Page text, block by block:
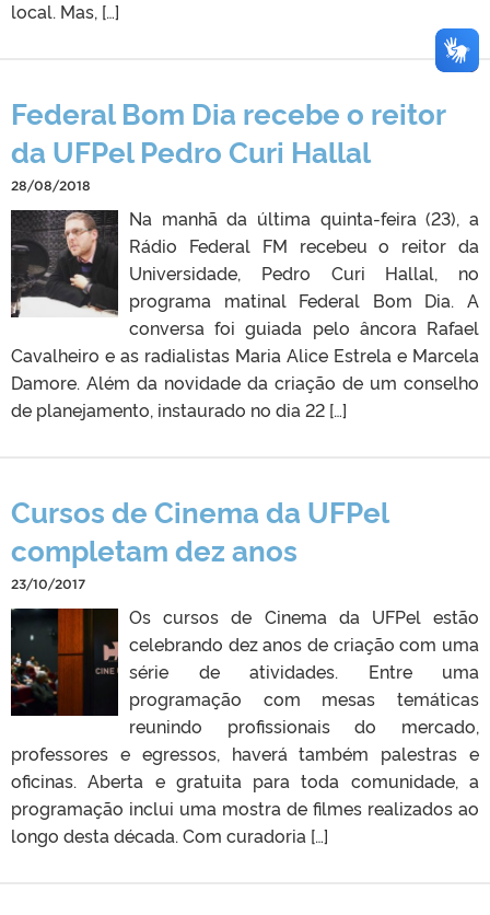
local. Mas, […]
Federal Bom Dia recebe o reitor
da UFPel Pedro Curi Hallal
28/08/2018
Na manhã da última quinta-feira (23), a
Rádio Federal FM recebeu o reitor da
Universidade, Pedro Curi Hallal, no
programa matinal Federal Bom Dia. A
conversa foi guiada pelo âncora Rafael
Cavalheiro e as radialistas Maria Alice Estrela e Marcela
Damore. Além da novidade da criação de um conselho
de planejamento, instaurado no dia 22 […]
Cursos de Cinema da UFPel
completam dez anos
23/10/2017
Os cursos de Cinema da UFPel estão
celebrando dez anos de criação com uma
série de atividades. Entre uma
programação com mesas temáticas
reunindo profissionais do mercado,
professores e egressos, haverá também palestras e
oficinas. Aberta e gratuita para toda comunidade, a
programação inclui uma mostra de filmes realizados ao
longo desta década. Com curadoria […]